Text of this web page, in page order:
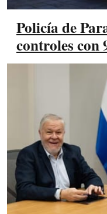
Policía de
controles con